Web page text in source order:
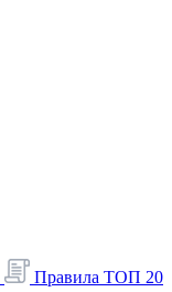
Правила ТОП 20